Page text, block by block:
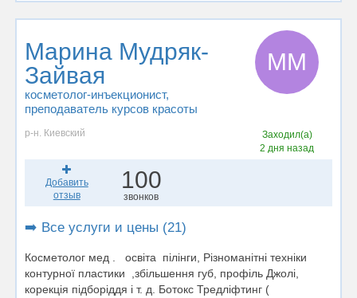
Марина Мудряк-
Зайвая
косметолог-инъекционист,
преподаватель курсов красоты
ММ
р-н. Киевский
Заходил(а)
2 дня назад
Добавить
отзыв
100
звонков
➡️ Все услуги и цены (21)
Косметолог мед . освіта пілінги, Різноманітні техніки
контурної пластики ,збільшення губ, профіль Джолі,
корекція підборіддя і т. д. Ботокс Тредліфтинг (